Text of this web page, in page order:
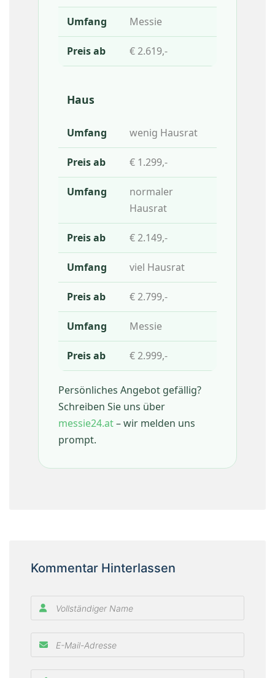
Messie
€ 2.619,-
Haus
wenig Hausrat
€ 1.299,-
normaler
Hausrat
€ 2.149,-
viel Hausrat
€ 2.799,-
Messie
€ 2.999,-
Persönliches Angebot gefällig?
Schreiben Sie uns über
messie24.at– wir melden uns
prompt.
Kommentar Hinterlassen